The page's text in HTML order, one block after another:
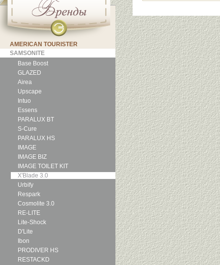
AMERICAN TOURISTER
SAMSONITE
Base Boost
GLAZED
Airea
Upscape
Intuo
Essens
PARALUX BT
S-Cure
PARALUX HS
IMAGE
IMAGE BIZ
IMAGE TOILET KIT
X'Blade 3.0
Urbify
Respark
Cosmolite 3.0
RE-LITE
Lite-Shock
D'Lite
Ibon
PRODIVER HS
RESTACKD